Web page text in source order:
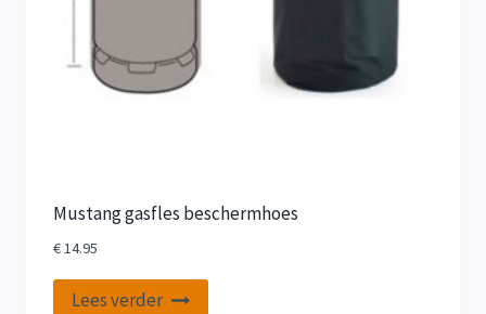
Mustang gasfles beschermhoes
€14.95
Lees verder